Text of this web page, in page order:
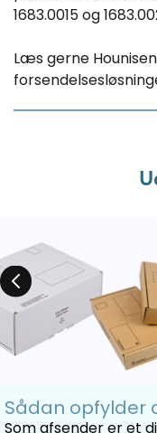
1683.0015 og
Læs gerne
Sådan opfylder
Som afsender er et